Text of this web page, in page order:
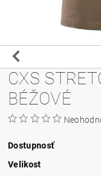
CXS
BÉŽOVÉ
Dostupnosť
Velikost